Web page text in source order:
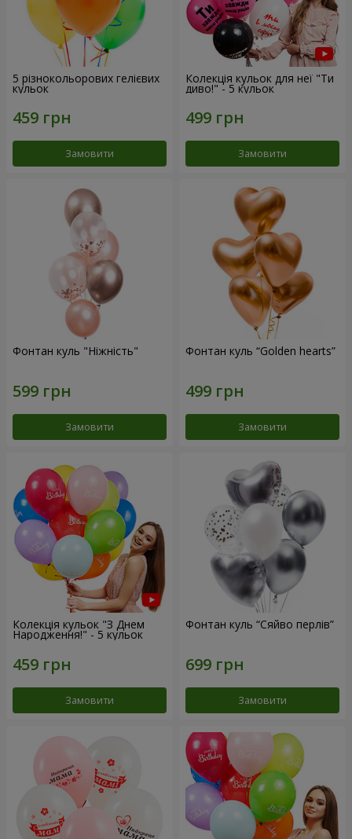
5 різнокольорових гелієвих
кульок
Замовити
Колекція кульок для неї "Ти
диво!" - 5 кульок
Замовити
Фонтан куль "Ніжність"
Замовити
Фонтан куль “Golden hearts”
Замовити
Колекція кульок "З Днем
Народження!" - 5 кульок
Замовити
Фонтан куль “Сяйво перлів”
Замовити